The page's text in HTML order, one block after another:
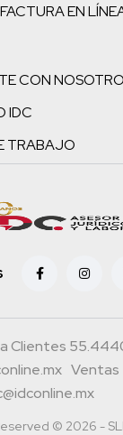
EN
CON
IDC
TRABAJO
Clientes
Ventas
© 2026 -